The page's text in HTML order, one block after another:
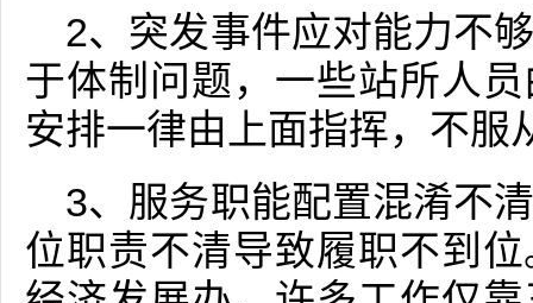
2、突发事件应对能力不
于体制问题，一些站所人
安排一律由上面指挥，不服
3、服务职能配置混淆不
位职责不清导致履职不到